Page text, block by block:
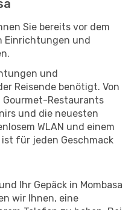
Sie bereits vor dem
Einrichtungen und
und
Reisende benötigt. Von
Gourmet-Restaurants
und die neuesten
WLAN und einem
für jeden Geschmack
Ihr Gepäck in Mombasa
wir Ihnen, eine